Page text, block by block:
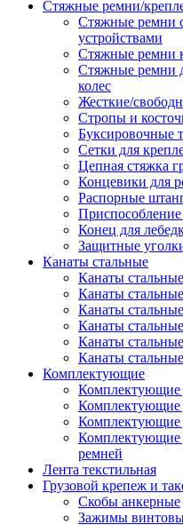
Стяжные ремни/
Стяжные ремни
устройствами
Стяжные ремни
Стяжные ремни
колес
Жесткие/
Стропы и
Буксировочные
Сетки для
Цепная стяжка
Концевики для
Распорные
Приспособление
Конец для
Защитные
Канаты стальные
Канаты
Канаты
Канаты
Канаты
Канаты
Канаты
Комплектующие
Комплектующие
Комплектующие
Комплектующие
Комплектующие
ремней
Лента текстильная
Грузовой крепеж и
Скобы анкерные
Зажимы